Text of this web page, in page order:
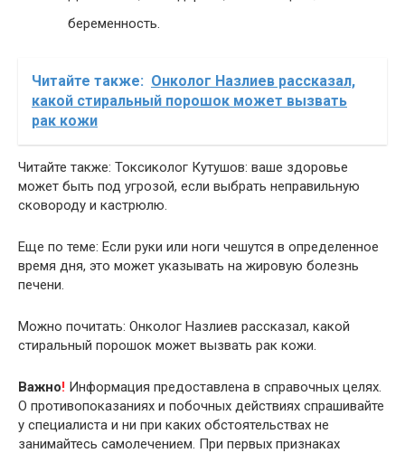
беременность.
Читайте также: Онколог Назлиев рассказал,
какой стиральный порошок может вызвать
рак кожи
Читайте также: Токсиколог Кутушов: ваше здоровье
может быть под угрозой, если выбрать неправильную
сковороду и кастрюлю.
Еще по теме: Если руки или ноги чешутся в определенное
время дня, это может указывать на жировую болезнь
печени.
Можно почитать: Онколог Назлиев рассказал, какой
стиральный порошок может вызвать рак кожи.
Важно! Информация предоставлена в справочных целях.
О противопоказаниях и побочных действиях спрашивайте
у специалиста и ни при каких обстоятельствах не
занимайтесь самолечением. При первых признаках